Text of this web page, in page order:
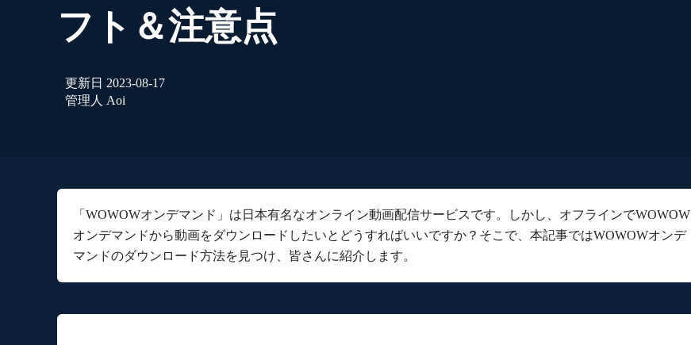
フト＆注意点
更新日 2023-08-17
管理人 Aoi
「WOWOWオンデマンド」は日本有名なオンライン動画配信サービスです。しかし、オフラインでWOWOW
オンデマンドから動画をダウンロードしたいとどうすればいいですか？そこで、本記事ではWOWOWオンデ
マンドのダウンロード方法を見つけ、皆さんに紹介します。